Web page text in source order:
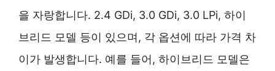
을 자랑합니다. 2.4 GDi, 3.0 GDi, 3.0 LPi, 하이
브리드 모델 등이 있으며, 각 옵션에 따라 가격 차
이가 발생합니다. 예를 들어, 하이브리드 모델은